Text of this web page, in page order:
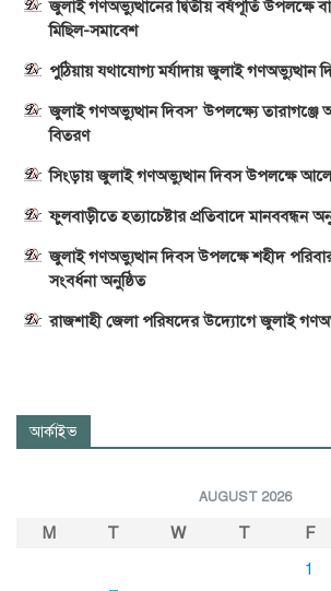
জুলাই গণঅভ্যুত্থানের দ্বিতীয় বর্ষপূর্তি উপলক্ষে
মিছিল-সমাবেশ
পুঠিয়ায় যথাযোগ্য মর্যাদায় জুলাই গণঅভ্যুত্থান
জুলাই গণঅভ্যুত্থান দিবস’ উপলক্ষ্যে
বিতরণ
সিংড়ায় জুলাই গণঅভ্যুত্থান দিবস উপলক্ষে
ফুলবাড়ীতে হত্যাচেষ্টার প্রতিবাদে মানববন্ধন
জুলাই গণঅভ্যুত্থান দিবস উপলক্ষে শহীদ
সংবর্ধনা অনুষ্ঠিত
রাজশাহী জেলা পরিষদের উদ্যোগে জুলাই
আর্কাইভ
AUGUST 2026
M T W T F
1